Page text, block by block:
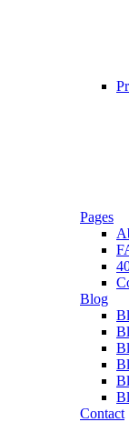
Pages
Blog
Contact